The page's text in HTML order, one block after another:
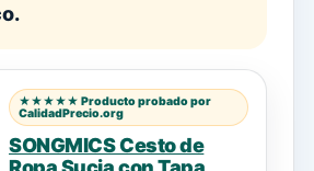
★★★★★ Producto probado por
CalidadPrecio.org
SONGMICS Cesto de